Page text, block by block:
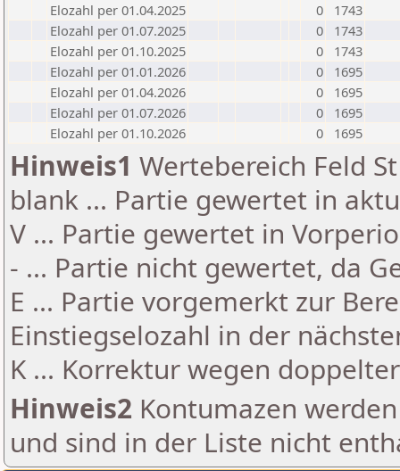
Elozahl per 01.04.2025
0
1743
Elozahl per 01.07.2025
0
1743
Elozahl per 01.10.2025
0
1743
Elozahl per 01.01.2026
0
1695
Elozahl per 01.04.2026
0
1695
Elozahl per 01.07.2026
0
1695
Elozahl per 01.10.2026
0 1695
Hinweis1 Wertebereich Feld
blank ... Partie gewertet in
V ... Partie gewertet in
- ... Partie nicht gewertet, da
E ... Partie vorgemerkt zur
Einstiegselozahl in der
K ... Korrektur wegen
Hinweis2 Kontumazen
und sind in der Liste nicht